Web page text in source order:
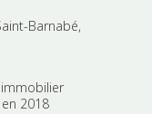
Barnabé,
2018